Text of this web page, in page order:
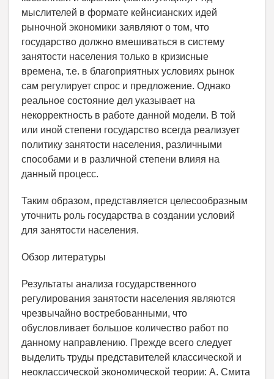
мыслителей в формате кейнсианских идей
рыночной экономики заявляют о том, что
государство должно вмешиваться в систему
занятости населения только в кризисные
времена, т.е. в благоприятных условиях рынок
сам регулирует спрос и предложение. Однако
реальное состояние дел указывает на
некорректность в работе данной модели. В той
или иной степени государство всегда реализует
политику занятости населения, различными
способами и в различной степени влияя на
данный процесс.
Таким образом, представляется целесообразным
уточнить роль государства в создании условий
для занятости населения.
Обзор литературы
Результаты анализа государственного
регулирования занятости населения являются
чрезвычайно востребованными, что
обусловливает большое количество работ по
данному направлению. Прежде всего следует
выделить труды представителей классической и
неоклассической экономической теории: А. Смита